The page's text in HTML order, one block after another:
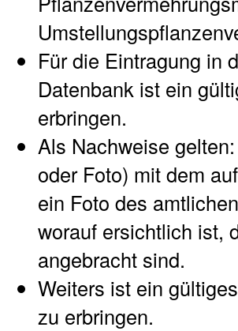
Für die Eintragung in
Datenbank ist ein
erbringen.
Als Nachweise
oder Foto) mit dem
ein Foto des
worauf ersichtlich ist,
angebracht sind.
Weiters ist ein
zu erbringen.